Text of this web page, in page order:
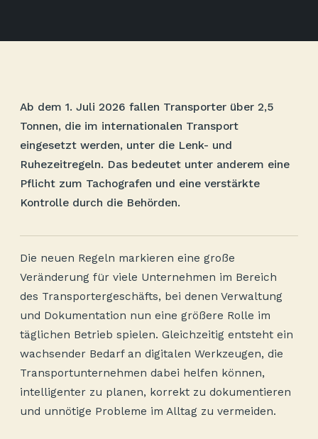
Ab dem 1. Juli 2026 fallen Transporter über 2,5
Tonnen, die im internationalen Transport
eingesetzt werden, unter die Lenk- und
Ruhezeitregeln. Das bedeutet unter anderem eine
Pflicht zum Tachografen und eine verstärkte
Kontrolle durch die Behörden.
Die neuen Regeln markieren eine große
Veränderung für viele Unternehmen im Bereich
des Transportergeschäfts, bei denen Verwaltung
und Dokumentation nun eine größere Rolle im
täglichen Betrieb spielen. Gleichzeitig entsteht ein
wachsender Bedarf an digitalen Werkzeugen, die
Transportunternehmen dabei helfen können,
intelligenter zu planen, korrekt zu dokumentieren
und unnötige Probleme im Alltag zu vermeiden.